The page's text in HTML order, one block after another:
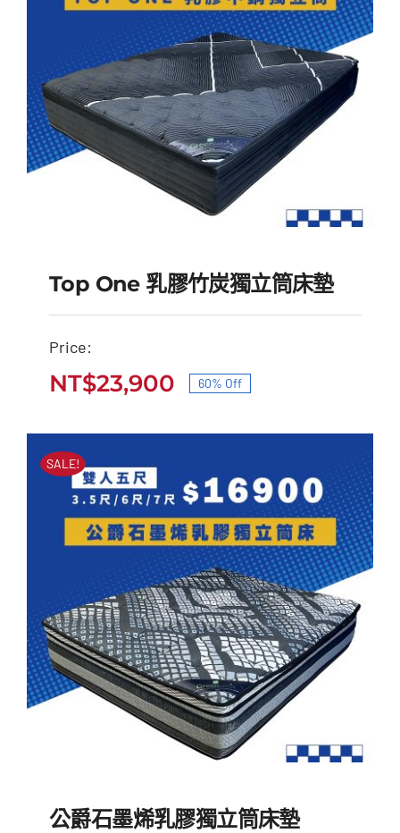
Top One 乳膠竹炭獨立
價
格：
NT$60,000。
價
格：
NT$23,900。
Top One 乳膠竹炭獨立筒床墊
Price:
原
始
格：
NT$60,000。
NT$23,900
目
前
格：
NT$23,900。
60% Off
SALE!
公爵石墨烯乳膠獨立筒床墊